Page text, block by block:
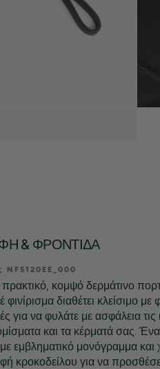
& ΦΡΟΝΤΊΔΑ
NF5120EE_000
κομψό δερμάτινο
φινίρισμα διαθέτει κλείσιμο
για να φυλάτε με ασφάλεια τις
και τα κέρματά σας.
εμβληματικό μονόγραμμα και
κροκοδείλου για να